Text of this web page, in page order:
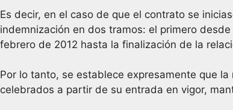
Es decir, en el caso de que el contrato se
indemnización en dos tramos: el primero
febrero de 2012 hasta la finalización de la
Por lo tanto, se establece expresamente que
celebrados a partir de su entrada en vigor,